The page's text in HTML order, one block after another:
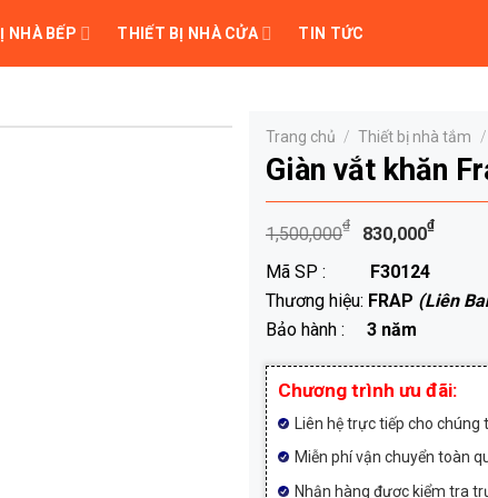
NHÀ BẾP THIẾT BỊ NHÀ CỬA TIN TỨC
Trang chủ / Thiết bị nhà tắm /
Giàn vắt khăn
1,500,000₫
Giá
là:
830,000₫Giá
là:
Mã SP : F30124
Thương hiệu: FRAP (Liên
Bảo hành : 3 năm
Chương trình ưu đãi:
Liên hệ trực tiếp cho
Miễn phí vận chuyển toàn
Nhận hàng được kiểm tra